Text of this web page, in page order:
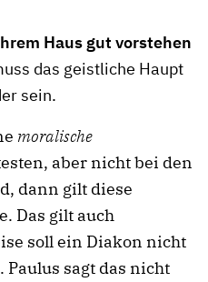
Haus gut vorstehen
das geistliche Haupt
sein.
moralische
aber nicht bei den
dann gilt diese
Das gilt auch
soll ein Diakon nicht
Paulus sagt das nicht